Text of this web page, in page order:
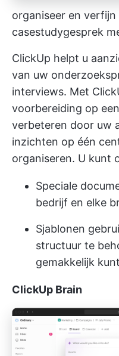
organiseer en
casestudygesprek
ClickUp helpt u
van uw
interviews. Met
voorbereiding op
verbeteren door uw
inzichten op één
organiseren. U kunt
Speciale
bedrijf en elke
Sjablonen
structuur te
gemakkelijk
ClickUp Brain